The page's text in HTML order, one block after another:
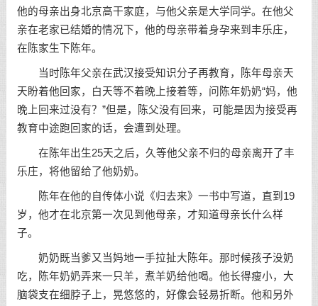
他的母亲出身北京高干家庭，与他父亲是大学同学。在他父
亲在老家已结婚的情况下，他的母亲带着身孕来到丰乐庄，
在陈家生下陈年。
当时陈年父亲在武汉接受知识分子再教育，陈年母亲天
天盼着他回家，白天等不着晚上接着等，问陈年奶奶“妈，他
晚上回来过没有？”但是，陈父没有回来，可能是因为接受再
教育中途跑回家的话，会遭到处理。
在陈年出生25天之后，久等他父亲不归的母亲离开了丰
乐庄，将他留给了他奶奶。
陈年在他的自传体小说《归去来》一书中写道，直到19
岁，他才在北京第一次见到他母亲，才知道母亲长什么样
子。
奶奶既当爹又当妈地一手拉扯大陈年。那时候孩子没奶
吃，陈年奶奶弄来一只羊，煮羊奶给他喝。他长得瘦小，大
脑袋支在细脖子上，晃悠悠的，好像会轻易折断。他和另外